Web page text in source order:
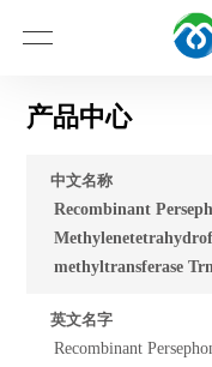
产品中心
中文名称
Recombinant
methyltransferase
英文名字
Recombinant